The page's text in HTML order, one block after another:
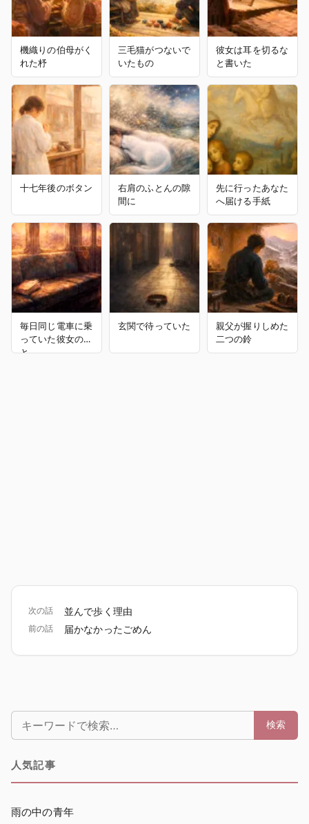
機織りの伯母がく
れた杼
三毛猫がつないで
いたもの
彼女は耳を切るな
と書いた
十七年後のボタン
右肩のふとんの隙
間に
先に行ったあなた
へ届ける手紙
毎日同じ電車に乗
っていた彼女のこ
と
玄関で待っていた
親父が握りしめた
二つの鈴
次の話 並んで歩く理由
前の話 届かなかったごめん
検索: 検索
人気記事
雨の中の青年